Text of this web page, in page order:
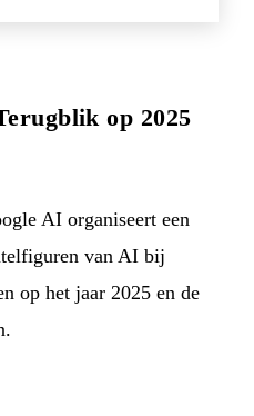
op 2025
AI organiseert een
van AI bij
op het jaar 2025 en de